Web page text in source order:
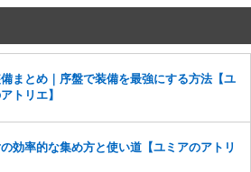
る
承ください。
は復元ができませんのでご注意くだ
や、弊社に損害の及ぶ内容の書き込みがあ
せていただく場合もございますので、あら
。
まとめ｜序盤で装備を最強にする方法【ユ
トリエ】
効率的な集め方と使い道【ユミアのアトリ